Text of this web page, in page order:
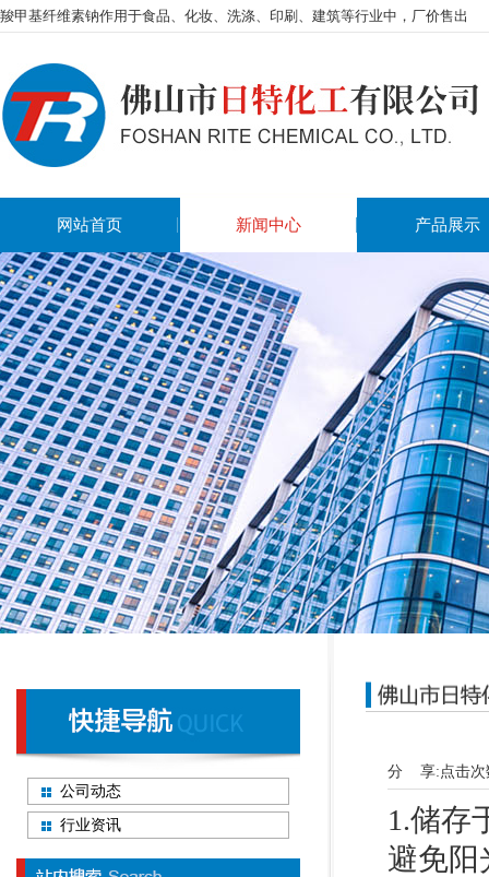
羧甲基纤维素钠作用于食品、化妆、洗涤、印刷、建筑等行业中，厂价售出
网站首页 新闻中心 产品展示
点击
分 享:
1.储存
避免阳
公司动态
行业资讯